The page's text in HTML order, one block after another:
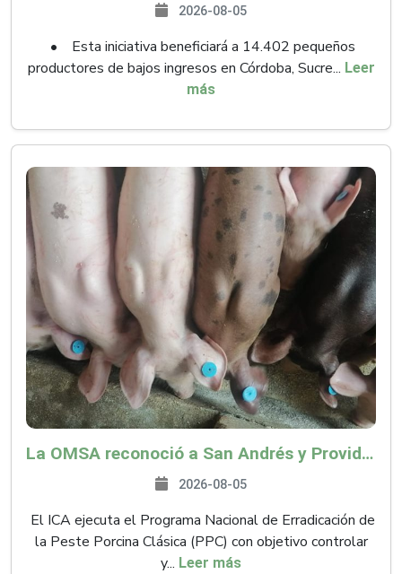
2026-08-05
• Esta iniciativa beneficiará a 14.402 pequeños
productores de bajos ingresos en Córdoba, Sucre... Leer
más
La OMSA reconoció a San Andrés y Providencia como zona libre de Peste Porcina Clásica (PPC)
2026-08-05
El ICA ejecuta el Programa Nacional de Erradicación de
la Peste Porcina Clásica (PPC) con objetivo controlar
y... Leer más